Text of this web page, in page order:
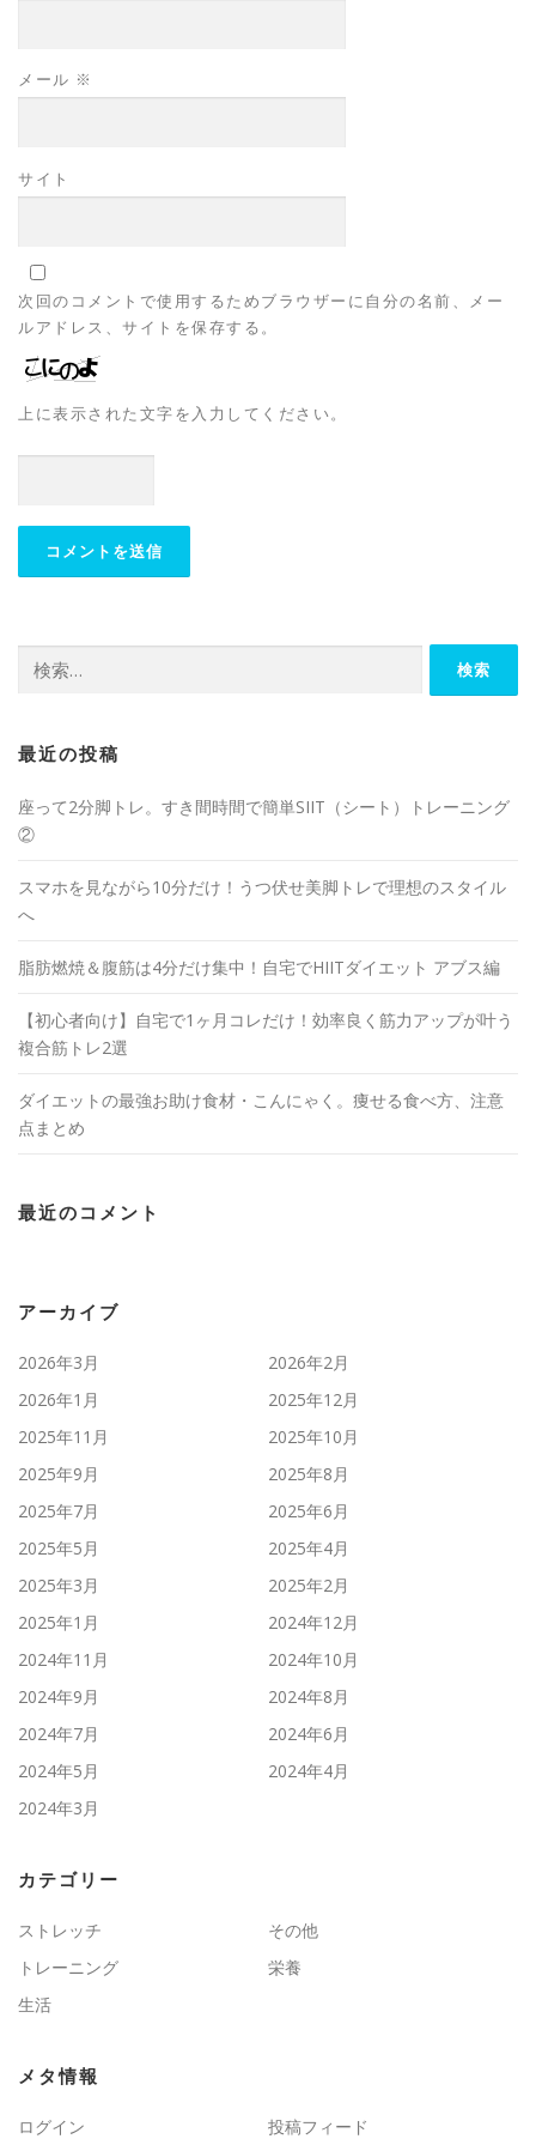
メール ※
サイト
次回のコメントで使用するためブラウザーに自分の名前、メー
ルアドレス、サイトを保存する。
上に表示された文字を入力してください。
最近の投稿
座って2分脚トレ。すき間時間で簡単SIIT（シート）トレーニング
②
スマホを見ながら10分だけ！うつ伏せ美脚トレで理想のスタイル
へ
脂肪燃焼＆腹筋は4分だけ集中！自宅でHIITダイエット アブス編
【初心者向け】自宅で1ヶ月コレだけ！効率良く筋力アップが叶う
複合筋トレ2選
ダイエットの最強お助け食材・こんにゃく。痩せる食べ方、注意
点まとめ
最近のコメント
アーカイブ
2026年3月
2026年2月
2026年1月
2025年12月
2025年11月
2025年10月
2025年9月
2025年8月
2025年7月
2025年6月
2025年5月
2025年4月
2025年3月
2025年2月
2025年1月
2024年12月
2024年11月
2024年10月
2024年9月
2024年8月
2024年7月
2024年6月
2024年5月
2024年4月
2024年3月
カテゴリー
ストレッチ
その他
トレーニング
栄養
生活
メタ情報
ログイン 投稿フィード